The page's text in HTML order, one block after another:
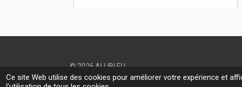
Ce site Web utilise des cookies pour améliorer votre expérience et
© 2026 ALLIBI.EU